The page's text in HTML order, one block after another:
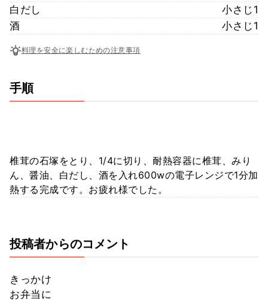
白だし
小さじ1
酒
小さじ1
料理を安全に楽しむための注意事項
手順
椎茸の石塚をとり、1/4に切り、耐熱容器に椎茸、みり
ん、醤油、白だし、酒を入れ600wの電子レンジで1分加
熱する完成です。お疲れ様でした。
投稿者からのコメント
きっかけ
お弁当に